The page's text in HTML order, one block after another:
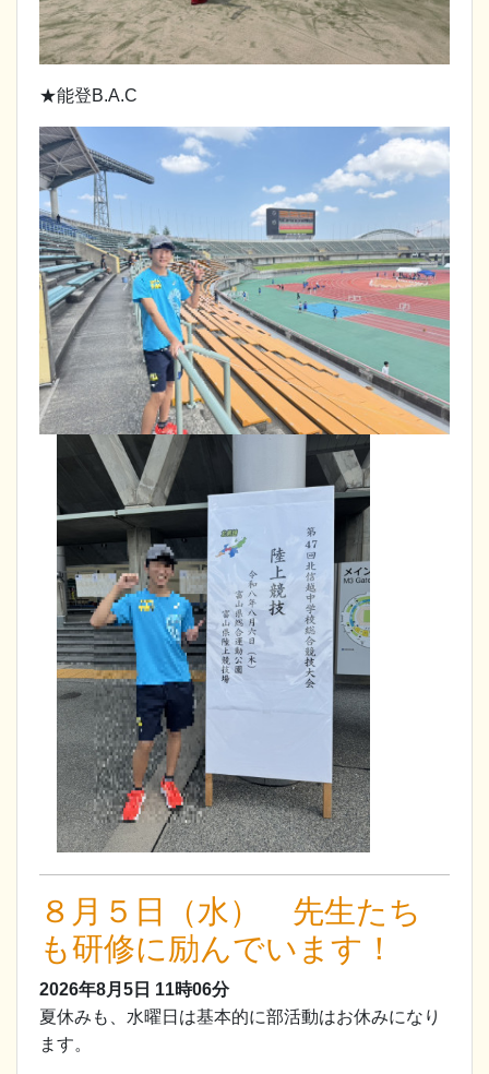
★能登B.A.C
８月５日（水） 先生たち
も研修に励んでいます！
2026年8月5日 11時06分
夏休みも、水曜日は基本的に部活動はお休みになり
ます。